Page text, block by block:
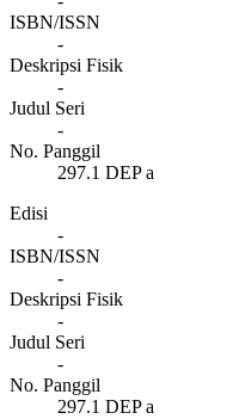
ISBN/ISSN
-
Deskripsi Fisik
-
Judul Seri
-
No. Panggil
297.1 DEP a
Edisi
-
ISBN/ISSN
-
Deskripsi Fisik
-
Judul Seri
-
No. Panggil
297.1 DEP a